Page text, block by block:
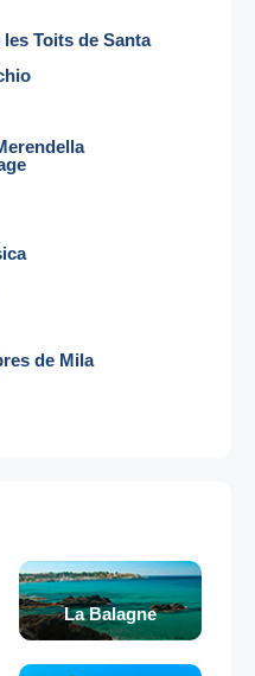
les Toits de Santa
de Mila
La Balagne